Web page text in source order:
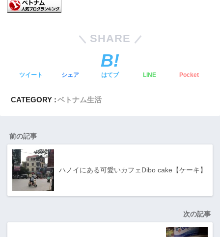
SHARE
ツイート シェア はてブ LINE Pocket
CATEGORY :ベトナム生活
前の記事
ハノイにある可愛いカフェDibo cake【ケーキ】
次の記事